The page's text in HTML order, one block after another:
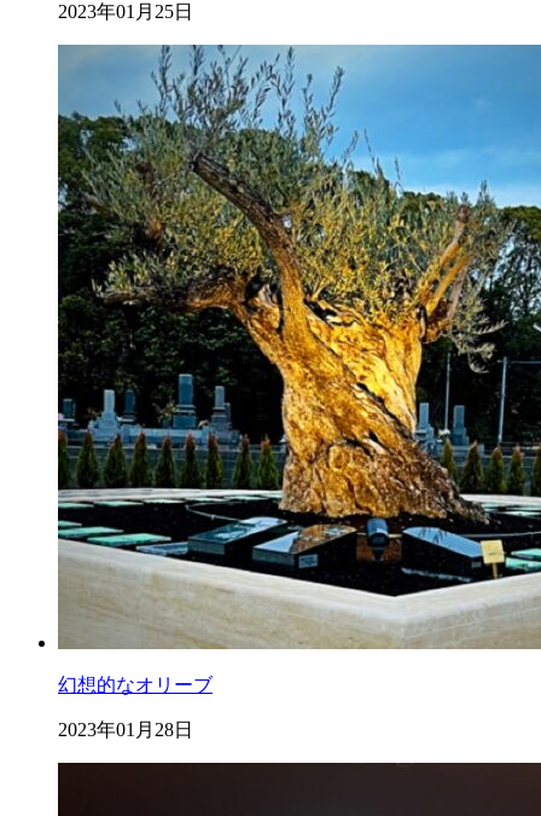
2023年01月25日
幻想的なオリーブ
2023年01月28日